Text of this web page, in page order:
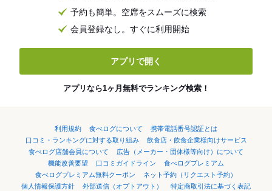
予約も簡単。空席をスムーズに検索
会員登録なし。すぐに利用開始
アプリで開く
アプリなら1ヶ月無料でランキング検索！
利用規約 食べログについて
携帯電話番号認証とは
口コミ・ランキングに対する取り組み
飲食店・飲食企業様向けサービス
食べログ店舗会員について
広告（メーカー・団体様等向け）について
機能改善要望
口コミガイドライン
食べログプレミアム
食べログプレミアム無料クーポン
ネット予約（リクエスト予約）
個人情報保護方針
外部送信（オプトアウト）
特定商取引法に基づく表記